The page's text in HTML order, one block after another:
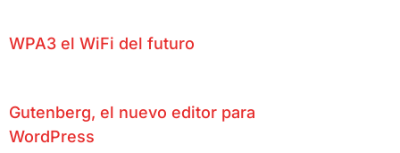
WPA3 el WiFi del futuro
Gutenberg, el nuevo editor para
WordPress